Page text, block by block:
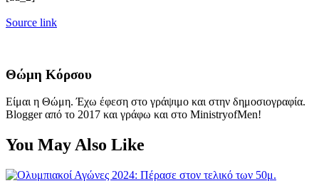
Source link
Θώμη Κόρσου
Είμαι η Θώμη. Έχω έφεση στο γράψιμο και στην δημοσιογραφία.
Blogger από το 2017 και γράφω και στο MinistryofMen!
You May Also Like